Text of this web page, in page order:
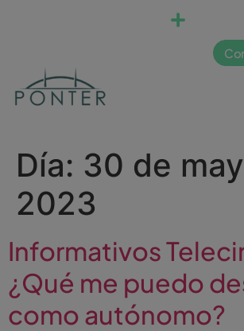
Día: 30 de
2023
Informativos
¿Qué me puedo
como autónomo?